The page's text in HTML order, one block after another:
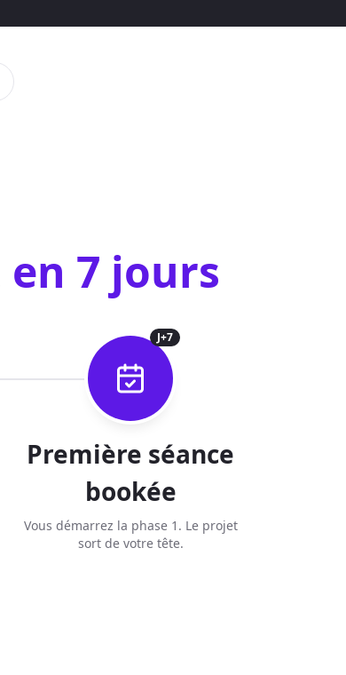
en 7 jours
J+7
Première séance
bookée
Vous démarrez la phase 1. Le projet
sort de votre tête.